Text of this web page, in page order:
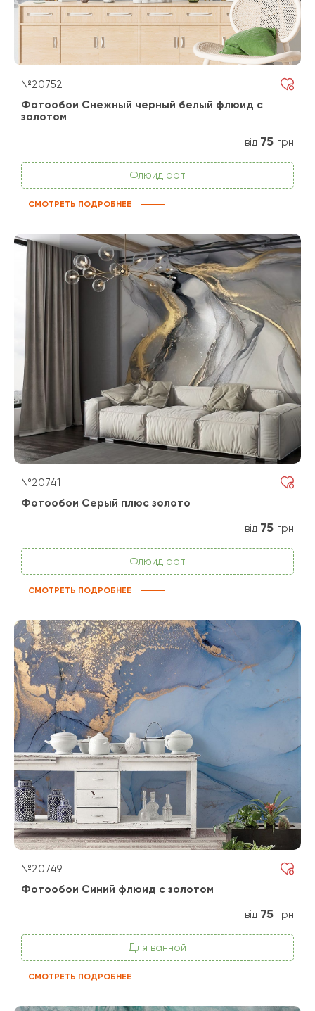
№20752
Фотообои Снежный черный белый флюид с
золотом
від 75 грн
Флюид арт
СМОТРЕТЬ ПОДРОБНЕЕ
№20741
Фотообои Серый плюс золото
від 75 грн
Флюид арт
СМОТРЕТЬ ПОДРОБНЕЕ
№20749
Фотообои Синий флюид с золотом
від 75 грн
Для ванной
СМОТРЕТЬ ПОДРОБНЕЕ